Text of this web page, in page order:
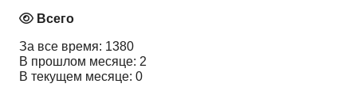
Всего
За все время: 1380
В прошлом месяце: 2
В текущем месяце: 0